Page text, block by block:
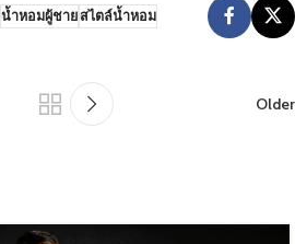
น้ำหอมผู้ชายสไตล์น้ำหอม
Older